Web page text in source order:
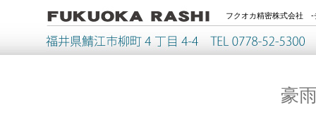
フクオカ精密株式会社 -
豪